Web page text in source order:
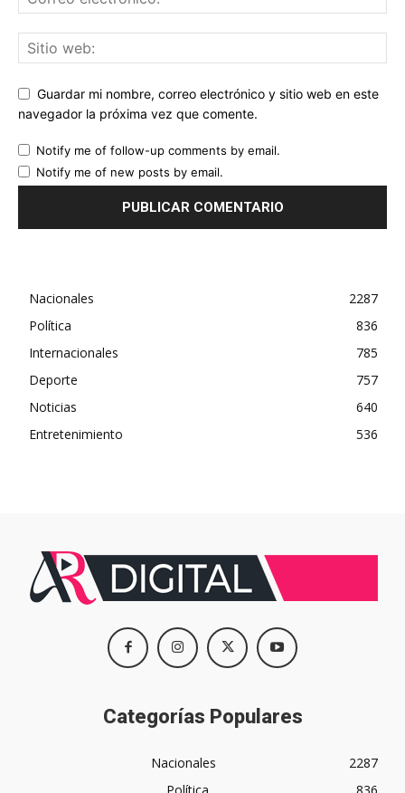
Guardar mi nombre, correo electrónico y sitio web en este
navegador la próxima vez que comente.
Notify me of follow-up comments by email.
Notify me of new posts by email.
Nacionales
2287
Política
836
Internacionales
785
Deporte
757
Noticias
640
Entretenimiento
536
Categorías Populares
Nacionales
2287